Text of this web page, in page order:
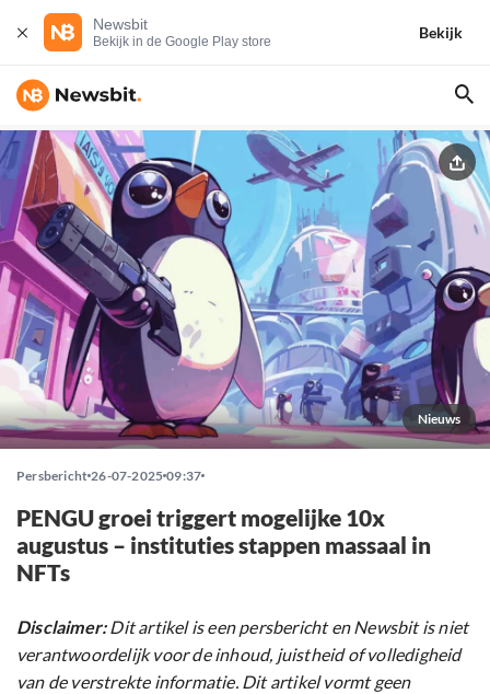
Newsbit
Bekijk in de Google Play store
Bekijk
Nieuws
Persbericht 26-07-2025 09:37
PENGU groei triggert mogelijke 10x
augustus – instituties stappen massaal in
NFTs
Disclaimer:Dit artikel is een persbericht en Newsbit is niet
verantwoordelijk voor de inhoud, juistheid of volledigheid
van de verstrekte informatie. Dit artikel vormt geen